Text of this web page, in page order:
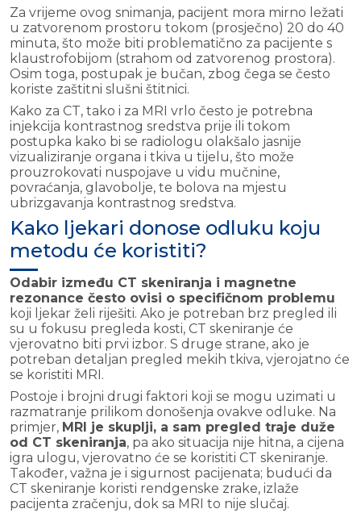
Za vrijeme ovog snimanja, pacijent mora mirno ležati
u zatvorenom prostoru tokom (prosječno) 20 do 40
minuta, što može biti problematično za pacijente s
klaustrofobijom (strahom od zatvorenog prostora).
Osim toga, postupak je bučan, zbog čega se često
koriste zaštitni slušni štitnici.
Kako za CT, tako i za MRI vrlo često je potrebna
injekcija kontrastnog sredstva prije ili tokom
postupka kako bi se radiologu olakšalo jasnije
vizualiziranje organa i tkiva u tijelu, što može
prouzrokovati nuspojave u vidu mučnine,
povraćanja, glavobolje, te bolova na mjestu
ubrizgavanja kontrastnog sredstva.
Kako ljekari donose odluku koju
metodu će koristiti?
Odabir između CT skeniranja i magnetne
rezonance često ovisi o specifičnom problemu
koji ljekar želi riješiti. Ako je potreban brz pregled ili
su u fokusu pregleda kosti, CT skeniranje će
vjerovatno biti prvi izbor. S druge strane, ako je
potreban detaljan pregled mekih tkiva, vjerojatno će
se koristiti MRI.
Postoje i brojni drugi faktori koji se mogu uzimati u
razmatranje prilikom donošenja ovakve odluke. Na
primjer, MRI je skuplji, a sam pregled traje duže
od CT skeniranja, pa ako situacija nije hitna, a cijena
igra ulogu, vjerovatno će se koristiti CT skeniranje.
Također, važna je i sigurnost pacijenata; budući da
CT skeniranje koristi rendgenske zrake, izlaže
pacijenta zračenju, dok sa MRI to nije slučaj.